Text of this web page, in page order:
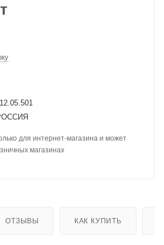
для интернет-магазина и может
магазинах
ОТЗЫВЫ КАК КУПИТЬ